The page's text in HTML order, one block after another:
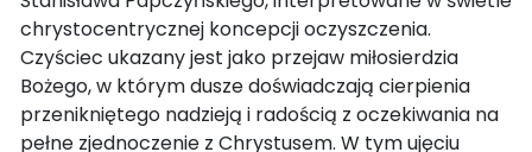
chrystocentrycznej koncepcji oczyszczenia.
Czyściec ukazany jest jako przejaw miłosierdzia
Bożego, w którym dusze doświadczają cierpienia
przenikniętego nadzieją i radością z oczekiwania na
pełne zjednoczenie z Chrystusem. W tym ujęciu